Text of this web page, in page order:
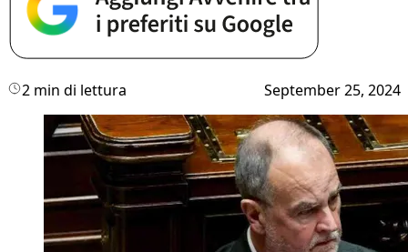
2 min di lettura September 25, 2024